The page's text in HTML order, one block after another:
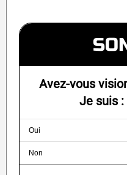
Avez-vous
Je suis :
Oui
Non